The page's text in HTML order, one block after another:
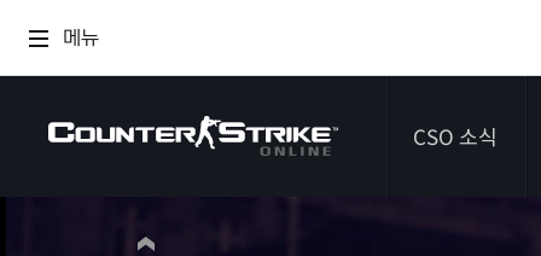
메뉴
CSO 소식